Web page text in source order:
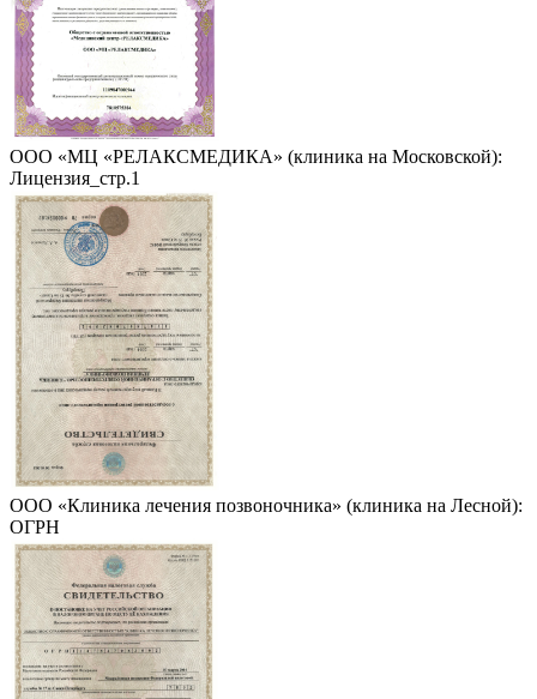
ООО «МЦ «РЕЛАКСМЕДИКА» (клиника на Московской):
Лицензия_стр.1
ООО «Клиника лечения позвоночника» (клиника на Лесной):
ОГРН